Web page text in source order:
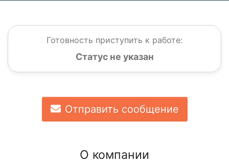
Готовность приступить к работе:
Статус не указан
Отправить сообщение
О компании